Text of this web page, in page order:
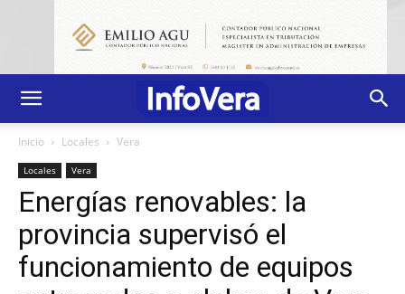
Inicio Locales Vera
Locales Vera
Energías renovables: la
provincia supervisó el
funcionamiento de equipos